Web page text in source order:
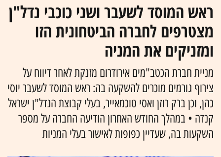
ראש המוסד לשעבר ושני כוכבי נדל"ן
מצטרפים לחברה הביטחונית הזו
ומזניקים את המניה
מניית חברת הכטב"מים אירודרום מזנקת לאחר דיווח על
צירוף גורמים מוכרים להשקעה בה: ראש המוסד לשעבר יוסי
כהן, וכן ברק רוזן ואסי טוכמאייר, בעלי קבוצת הנדל"ן ישראל
קנדה • במהלך החודש האחרון הודיעה החברה על מספר
השקעות בה, שעדיין כפופות לאישור בעלי המניות